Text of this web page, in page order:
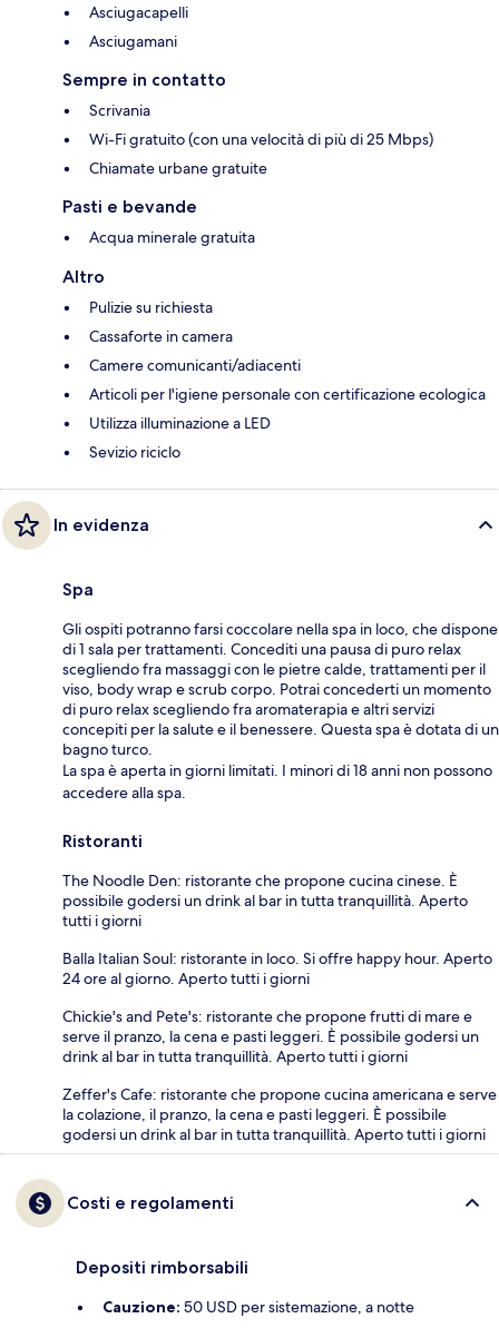
Asciugacapelli
Asciugamani
Sempre in contatto
Scrivania
Wi-Fi gratuito (con una velocità di più di 25 Mbps)
Chiamate urbane gratuite
Pasti e bevande
Acqua minerale gratuita
Altro
Pulizie su richiesta
Cassaforte in camera
Camere comunicanti/adiacenti
Articoli per l'igiene personale con certificazione ecologica
Utilizza illuminazione a LED
Sevizio riciclo
In evidenza
Spa
Gli ospiti potranno farsi coccolare nella spa in loco, che dispone
di 1 sala per trattamenti. Concediti una pausa di puro relax
scegliendo fra massaggi con le pietre calde, trattamenti per il
viso, body wrap e scrub corpo. Potrai concederti un momento
di puro relax scegliendo fra aromaterapia e altri servizi
concepiti per la salute e il benessere. Questa spa è dotata di un
bagno turco.
La spa è aperta in giorni limitati. I minori di 18 anni non possono
accedere alla spa.
Ristoranti
The Noodle Den: ristorante che propone cucina cinese. È
possibile godersi un drink al bar in tutta tranquillità. Aperto
tutti i giorni
Balla Italian Soul: ristorante in loco. Si offre happy hour. Aperto
24 ore al giorno. Aperto tutti i giorni
Chickie's and Pete's: ristorante che propone frutti di mare e
serve il pranzo, la cena e pasti leggeri. È possibile godersi un
drink al bar in tutta tranquillità. Aperto tutti i giorni
Zeffer's Cafe: ristorante che propone cucina americana e serve
la colazione, il pranzo, la cena e pasti leggeri. È possibile
godersi un drink al bar in tutta tranquillità. Aperto tutti i giorni
Costi e regolamenti
Depositi rimborsabili
Cauzione: 50 USD per sistemazione, a notte